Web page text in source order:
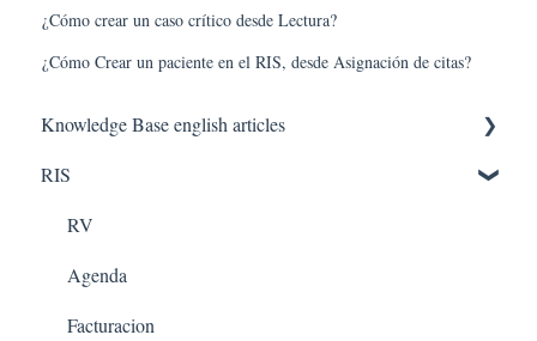
¿Cómo crear un caso crítico desde Lectura?
¿Cómo Crear un paciente en el RIS, desde Asignación de citas?
Knowledge Base english articles
AQUILA IN THE CLOUD
PACS
RIS
RV
Agenda
Facturacion